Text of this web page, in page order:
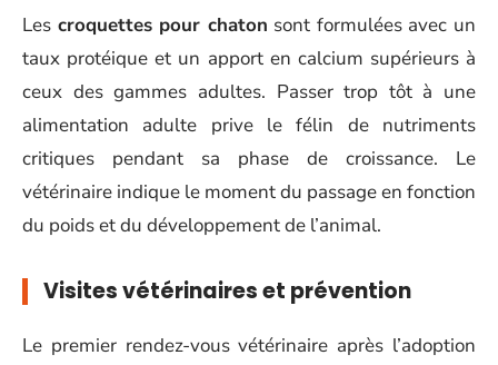
Les croquettes pour chaton sont formulées avec un
taux protéique et un apport en calcium supérieurs à
ceux des gammes adultes. Passer trop tôt à une
alimentation adulte prive le félin de nutriments
critiques pendant sa phase de croissance. Le
vétérinaire indique le moment du passage en fonction
du poids et du développement de l’animal.
Visites vétérinaires et prévention
Le premier rendez-vous vétérinaire après l’adoption